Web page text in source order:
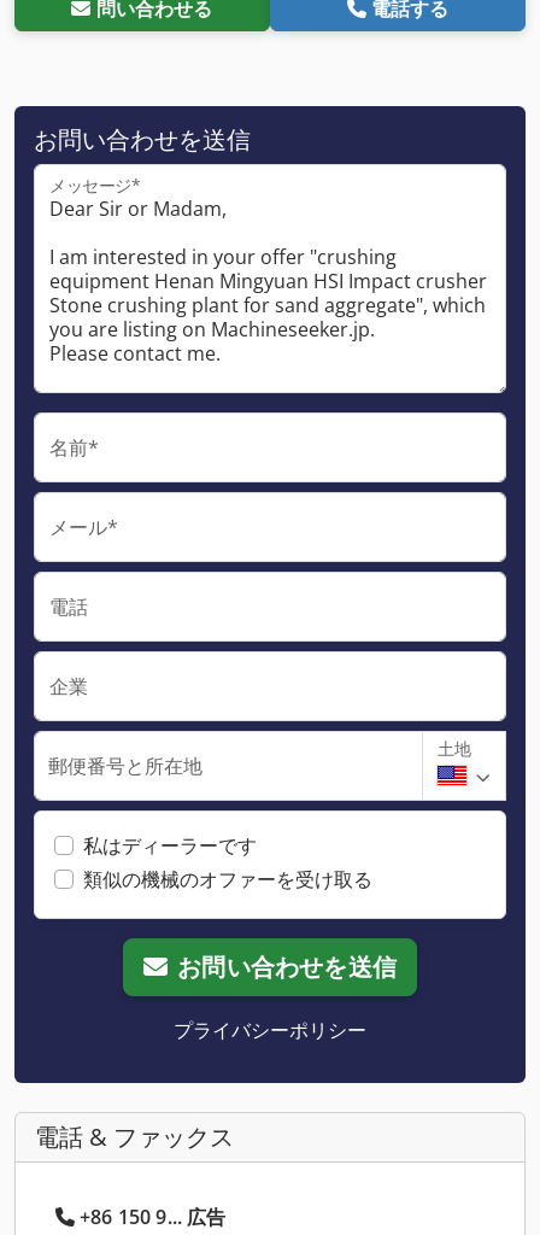
問い合わせる 電話する
お問い合わせを送信
メッセージ*
名前*
メール*
電話
企業
郵便番号と所在地
土地
私はディーラーです
類似の機械のオファーを受け取る
お問い合わせを送信
プライバシーポリシー
電話 & ファックス
+86 150 9... 広告